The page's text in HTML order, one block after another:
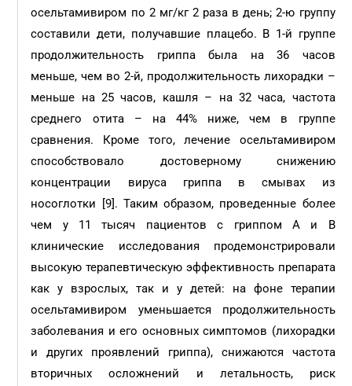
осельтамивиром по 2 мг/кг 2 раза в день; 2-ю группу
составили дети, получавшие плацебо. В 1-й группе
продолжительность гриппа была на 36 часов
меньше, чем во 2-й, продолжительность лихорадки –
меньше на 25 часов, кашля – на 32 часа, частота
среднего отита – на 44% ниже, чем в группе
сравнения. Кроме того, лечение осельтамивиром
способствовало достоверному снижению
концентрации вируса гриппа в смывах из
носоглотки [9]. Таким образом, проведенные более
чем у 11 тысяч пациентов с гриппом А и В
клинические исследования продемонстрировали
высокую терапевтическую эффективность препарата
как у взрослых, так и у детей: на фоне терапии
осельтамивиром уменьшается продолжительность
заболевания и его основных симптомов (лихорадки
и других проявлений гриппа), снижаются частота
вторичных осложнений и летальность, риск